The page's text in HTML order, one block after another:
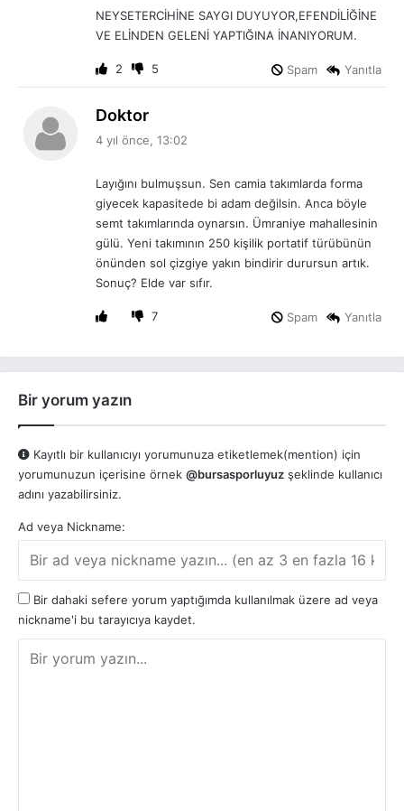
NEYSETERCİHİNE SAYGI DUYUYOR,EFENDİLİĞİNE
VE ELİNDEN GELENİ YAPTIĞINA İNANIYORUM.
2 5 Yanıtla
Spam
Doktor
:
4 yıl önce, 13:02
Layığını bulmuşsun. Sen camia takımlarda forma
giyecek kapasitede bi adam değilsin. Anca böyle
semt takımlarında oynarsın. Ümraniye mahallesinin
gülü. Yeni takımının 250 kişilik portatif türübünün
önünden sol çizgiye yakın bindirir durursun artık.
Sonuç? Elde var sıfır.
7 Yanıtla
Spam
Bir yorum yazın
Kayıtlı bir kullanıcıyı yorumunuza etiketlemek(mention) için
yorumunuzun içerisine örnek @bursasporluyuz şeklinde kullanıcı
adını yazabilirsiniz.
Ad veya Nickname:
Bir dahaki sefere yorum yaptığımda kullanılmak üzere ad veya
nickname'i bu tarayıcıya kaydet.